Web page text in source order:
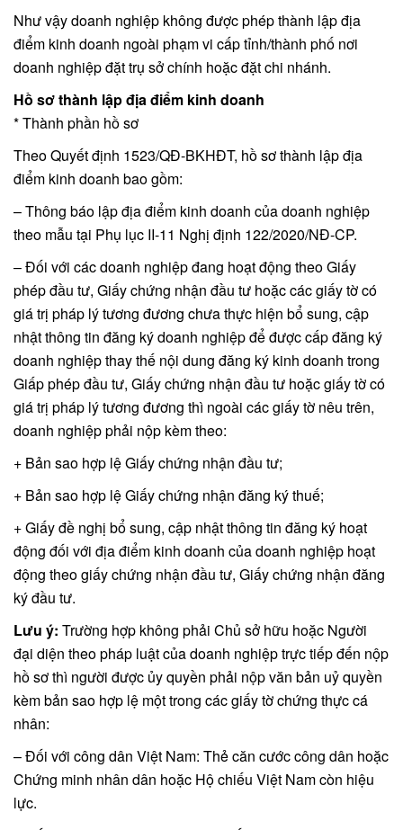
Như vậy doanh nghiệp không được phép thành lập địa
điểm kinh doanh ngoài phạm vi cấp tỉnh/thành phố nơi
doanh nghiệp đặt trụ sở chính hoặc đặt chi nhánh.
Hồ sơ thành lập địa điểm kinh doanh
* Thành phần hồ sơ
Theo Quyết định 1523/QĐ-BKHĐT, hồ sơ thành lập địa
điểm kinh doanh bao gồm:
– Thông báo lập địa điểm kinh doanh của doanh nghiệp
theo mẫu tại Phụ lục II-11 Nghị định 122/2020/NĐ-CP.
– Đối với các doanh nghiệp đang hoạt động theo Giấy
phép đầu tư, Giấy chứng nhận đầu tư hoặc các giấy tờ có
giá trị pháp lý tương đương chưa thực hiện bổ sung, cập
nhật thông tin đăng ký doanh nghiệp để được cấp đăng ký
doanh nghiệp thay thế nội dung đăng ký kinh doanh trong
Giấp phép đầu tư, Giấy chứng nhận đầu tư hoặc giấy tờ có
giá trị pháp lý tương đương thì ngoài các giấy tờ nêu trên,
doanh nghiệp phải nộp kèm theo:
+ Bản sao hợp lệ Giấy chứng nhận đầu tư;
+ Bản sao hợp lệ Giấy chứng nhận đăng ký thuế;
+ Giấy đề nghị bổ sung, cập nhật thông tin đăng ký hoạt
động đối với địa điểm kinh doanh của doanh nghiệp hoạt
động theo giấy chứng nhận đầu tư, Giấy chứng nhận đăng
ký đầu tư.
Lưu ý: Trường hợp không phải Chủ sở hữu hoặc Người
đại diện theo pháp luật của doanh nghiệp trực tiếp đến nộp
hồ sơ thì người được ủy quyền phải nộp văn bản uỷ quyền
kèm bản sao hợp lệ một trong các giấy tờ chứng thực cá
nhân:
– Đối với công dân Việt Nam: Thẻ căn cước công dân hoặc
Chứng minh nhân dân hoặc Hộ chiếu Việt Nam còn hiệu
lực.